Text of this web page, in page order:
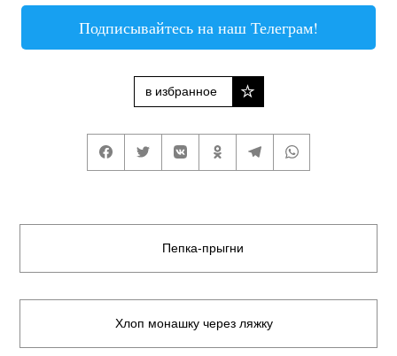
Подписывайтесь на наш Телеграм!
в избранное
Пепка-прыгни
Хлоп монашку через ляжку